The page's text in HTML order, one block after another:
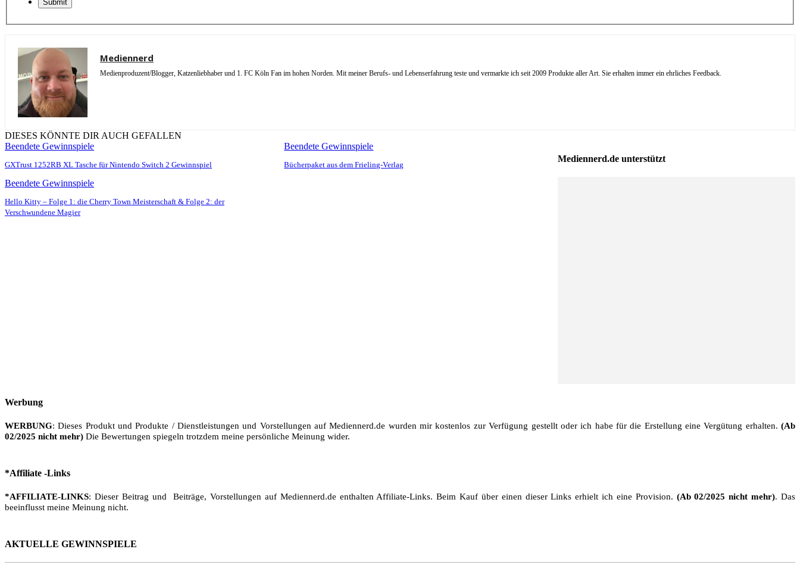
Mediennerd
Medienproduzent/Blogger, Katzenliebhaber und 1. FC Köln Fan im hohen Norden. Mit meiner Berufs- und Lebenserfahrung teste und vermarkte ich seit 2009 Produkte aller Art. Sie erhalten immer ein ehrliches Feedback.
DIESES KÖNNTE DIR AUCH GEFALLEN
Beendete Gewinnspiele
GXTrust 1252RB XL Tasche für Nintendo Switch 2 Gewinnspiel
Beendete Gewinnspiele
Bücherpaket aus dem Frieling-Verlag
Beendete Gewinnspiele
Hello Kitty – Folge 1: die Cherry Town Meisterschaft & Folge 2: der
Verschwundene Magier
Mediennerd.de unterstützt
Werbung
WERBUNG: Dieses Produkt und Produkte / Dienstleistungen und Vorstellungen auf Mediennerd.de wurden mir kostenlos zur Verfügung gestellt oder ich habe für die Erstellung eine Vergütung erhalten. (Ab
02/2025 nicht mehr) Die Bewertungen spiegeln trotzdem meine persönliche Meinung wider.
*Affiliate -Links
*AFFILIATE-LINKS: Dieser Beitrag und Beiträge, Vorstellungen auf Mediennerd.de enthalten Affiliate-Links. Beim Kauf über einen dieser Links erhielt ich eine Provision. (Ab 02/2025 nicht mehr). Das
beeinflusst meine Meinung nicht.
AKTUELLE GEWINNSPIELE